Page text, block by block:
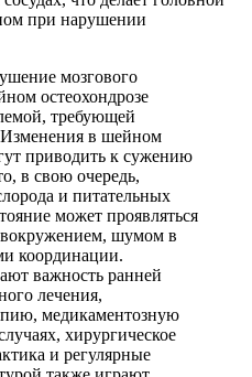
при нарушении
мозгового
остеохондрозе
требующей
Изменения в шейном
приводить к сужению
в свою очередь,
и питательных
может проявляться
шумом в
координации.
важность ранней
лечения,
медикаментозную
хирургическое
и регулярные